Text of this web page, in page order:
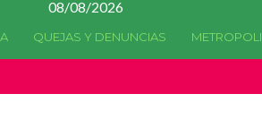
08/08/2026
QUEJAS Y DENUNCIAS METROPOLI